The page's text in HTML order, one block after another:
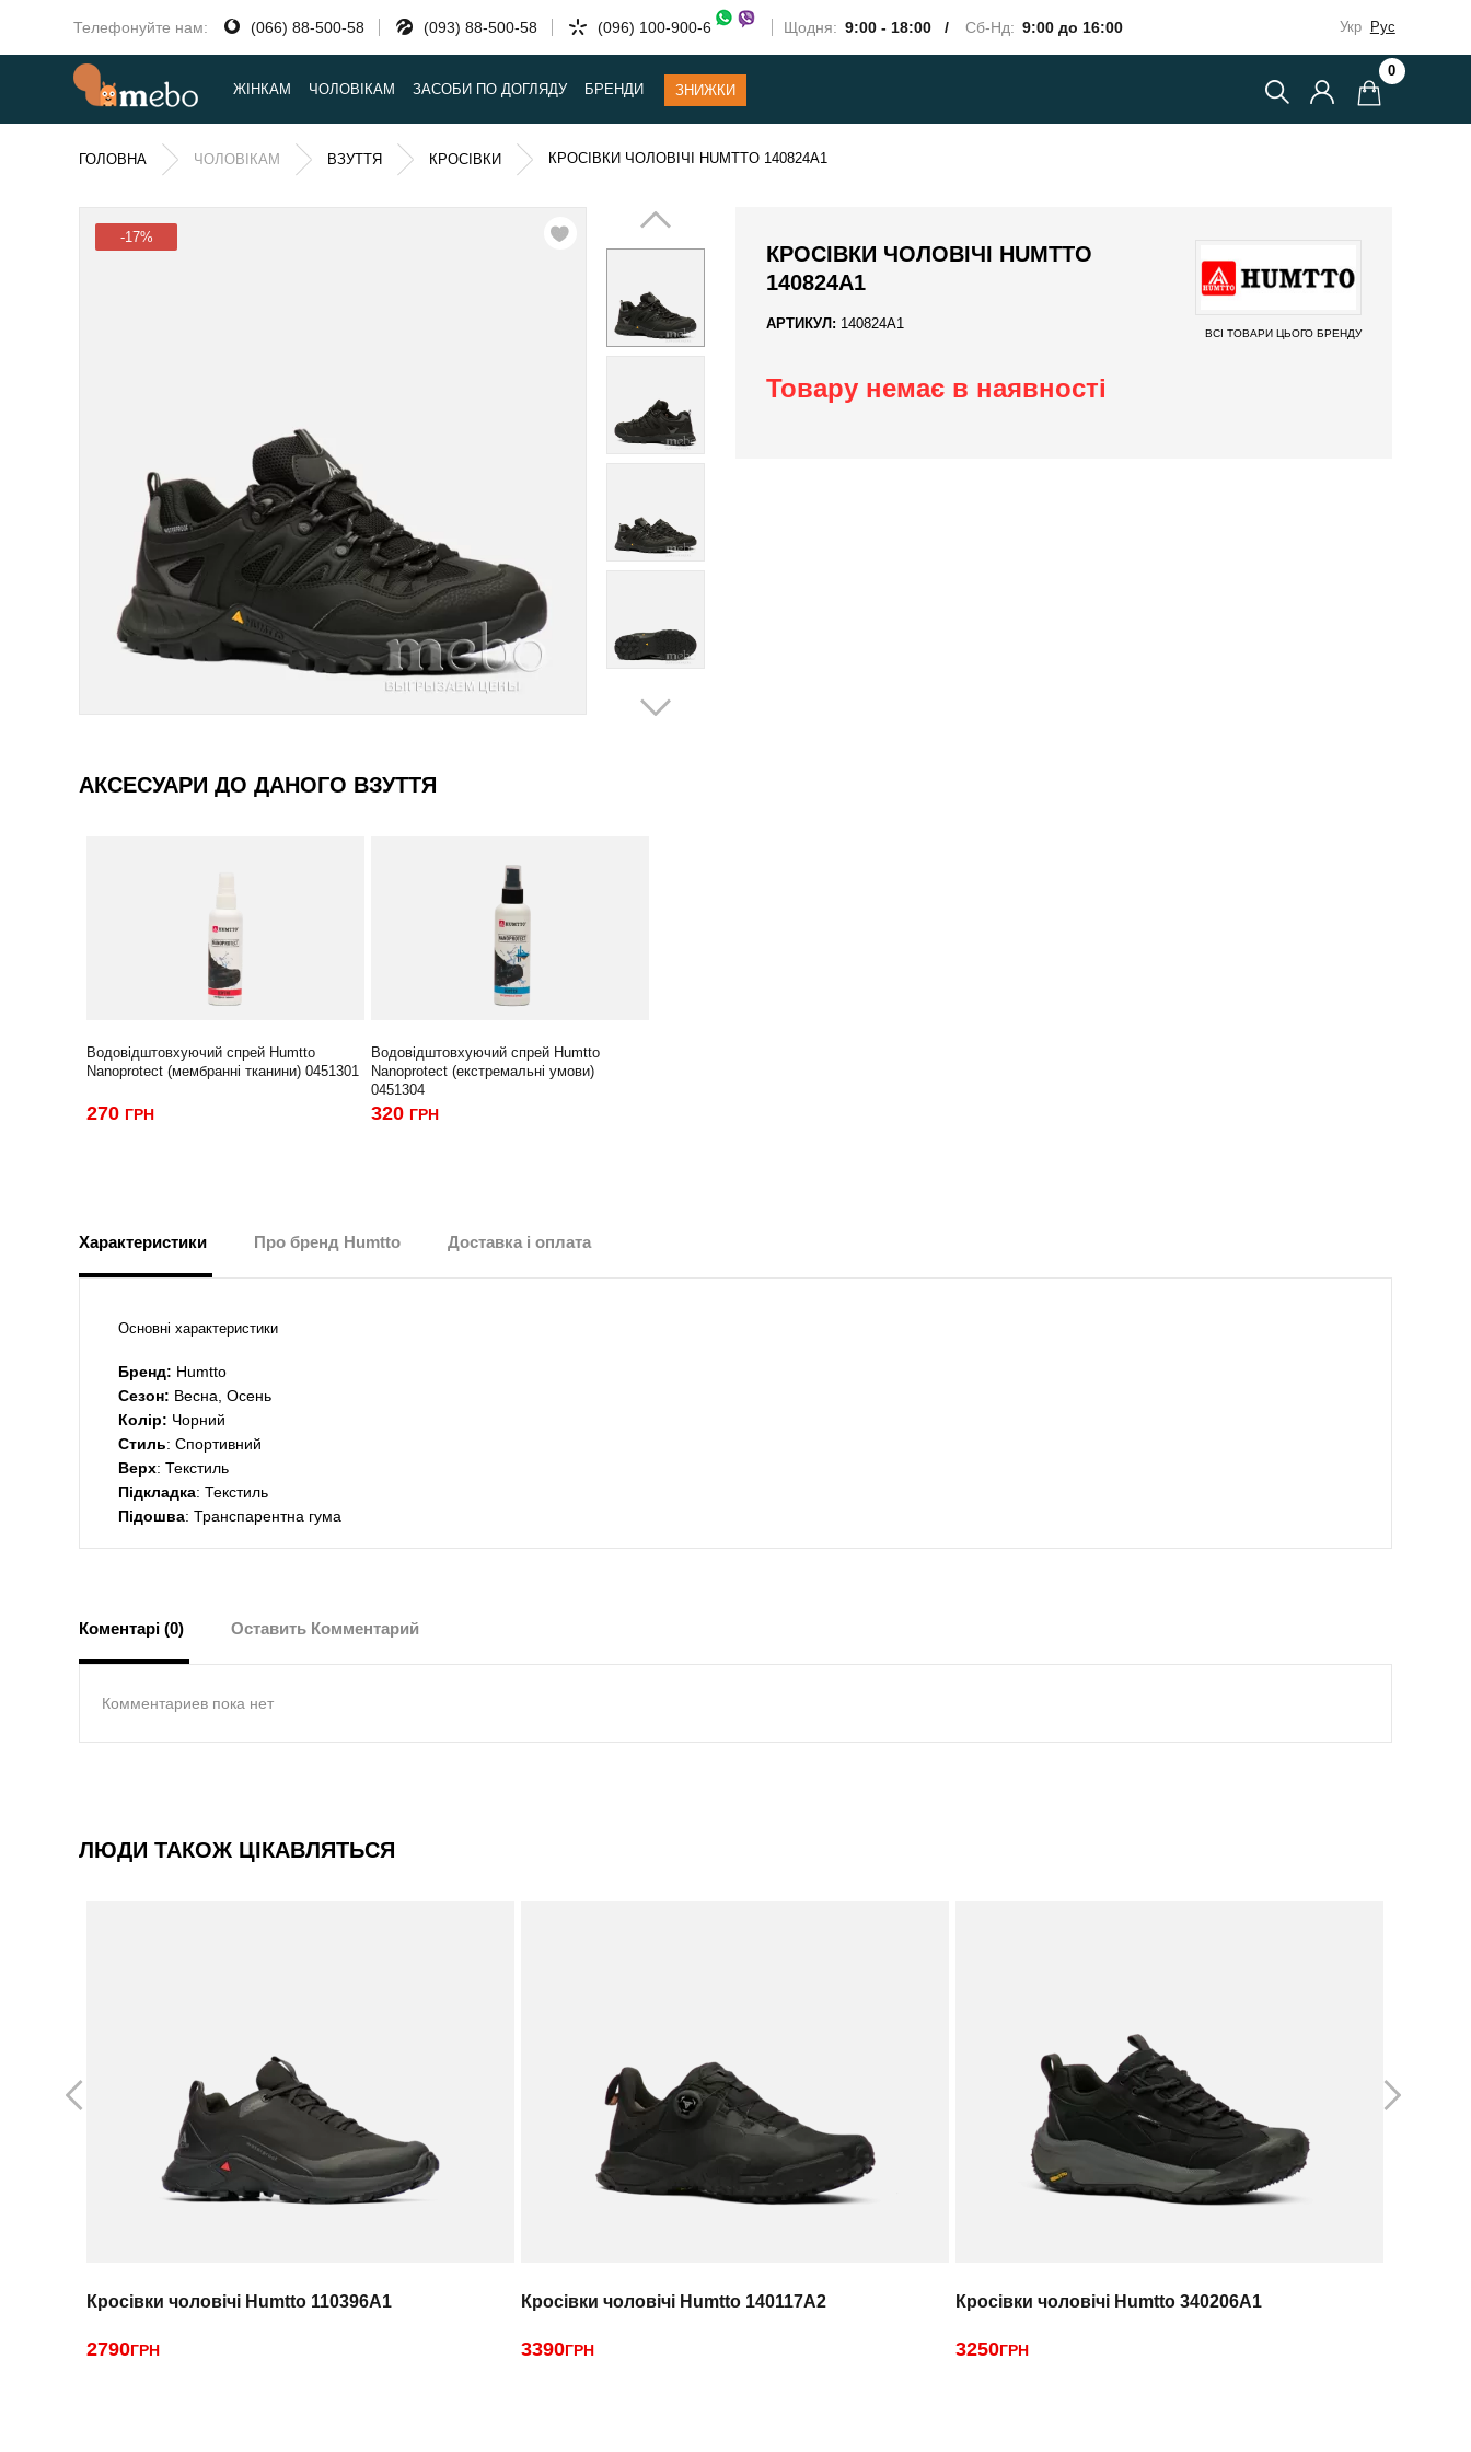
Телефонуйте нам: (066) 88-500-58 (093) 88-500-58 (096) 100-900-6 Щодня: 9:00 - 18:00 / Сб-Нд: 9:00 до 16:00 Укр Рус
ЖІНКАМ ЧОЛОВІКАМ ЗАСОБИ ПО ДОГЛЯДУ БРЕНДИ ЗНИЖКИ
0
ГОЛОВНА ЧОЛОВІКАМ ВЗУТТЯ КРОСІВКИ КРОСІВКИ ЧОЛОВІЧІ HUMTTO 140824A1
-17%
КРОСІВКИ ЧОЛОВІЧІ HUMTTO
140824A1
АРТИКУЛ: 140824A1
ВСІ ТОВАРИ ЦЬОГО БРЕНДУ
Товару немає в наявності
АКСЕСУАРИ ДО ДАНОГО ВЗУТТЯ
Водовідштовхуючий спрей Humtto
Nanoprotect (мембранні тканини) 0451301
270 ГРН
Водовідштовхуючий спрей Humtto
Nanoprotect (екстремальні умови)
0451304
320 ГРН
Характеристики Про бренд Humtto Доставка і оплата
Основні характеристики
Бренд: Humtto
Сезон: Весна, Осень
Колір: Чорний
Стиль: Спортивний
Верх: Текстиль
Підкладка: Текстиль
Підошва: Транспарентна гума
Коментарі (0) Оставить Комментарий
Комментариев пока нет
ЛЮДИ ТАКОЖ ЦІКАВЛЯТЬСЯ
Кросівки чоловічі Humtto 110396A1
2790ГРН
Кросівки чоловічі Humtto 140117A2
3390ГРН
Кросівки чоловічі Humtto 340206A1
3250ГРН